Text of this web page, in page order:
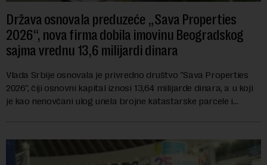
Država osnovala preduzeće „Sava Properties
2026“, nova firma dobila imovinu Beogradskog
sajma vrednu 13,6 milijardi dinara
Vlada Srbije osnovala je privredno društvo "Sava Properties
2026", čiji osnovni kapital iznosi 13,64 milijarde dinara, a u koji
je kao nenovčani ulog unela brojne katastarske parcele i